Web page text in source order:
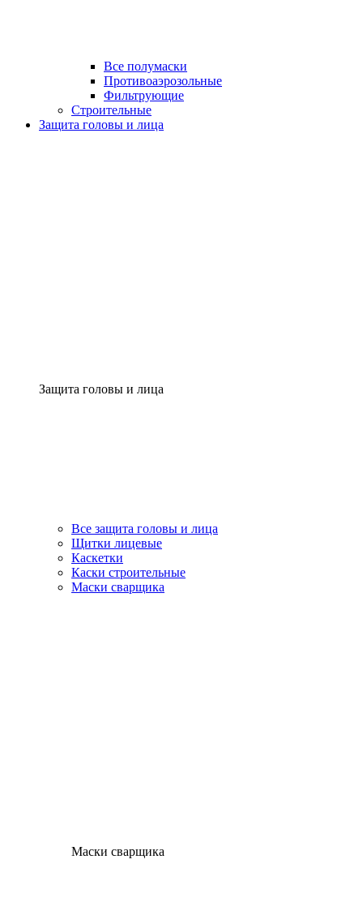
Все полумаски
Противоаэрозольные
Фильтрующие
Строительные
Защита головы и лица
Защита головы и лица
Все защита головы и лица
Щитки лицевые
Каскетки
Каски строительные
Маски сварщика
Маски сварщика